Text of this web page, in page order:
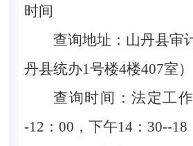
时间
查询地址：山丹县审
丹县统办1号楼4楼407室）
查询时间：法定工
-12：00，下午14：30--18